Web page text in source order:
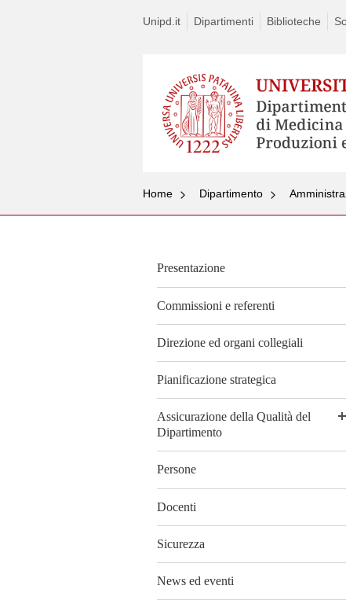
Unipd.it Dipartimenti Biblioteche
Home Dipartimento
Presentazione
Commissioni e referenti
Direzione ed organi collegiali
Pianificazione strategica
Assicurazione della Qualità del
Dipartimento
Persone
Docenti
Sicurezza
News ed eventi